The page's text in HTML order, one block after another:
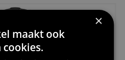
×
maakt ook